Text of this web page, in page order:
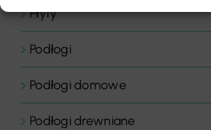
Płyty
Podłogi
Podłogi domowe
Podłogi drewniane